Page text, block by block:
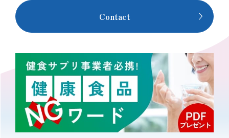
Contact